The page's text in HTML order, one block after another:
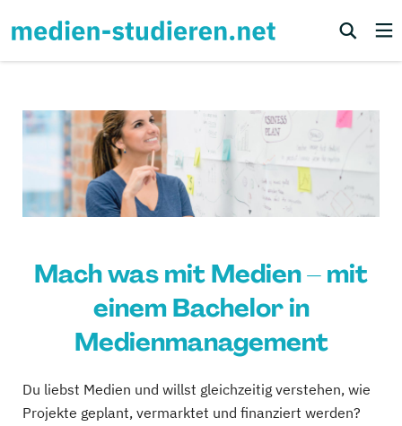
Mach was mit Medien – mit
einem Bachelor in
Medienmanagement
Du liebst Medien und willst gleichzeitig verstehen, wie
Projekte geplant, vermarktet und finanziert werden?